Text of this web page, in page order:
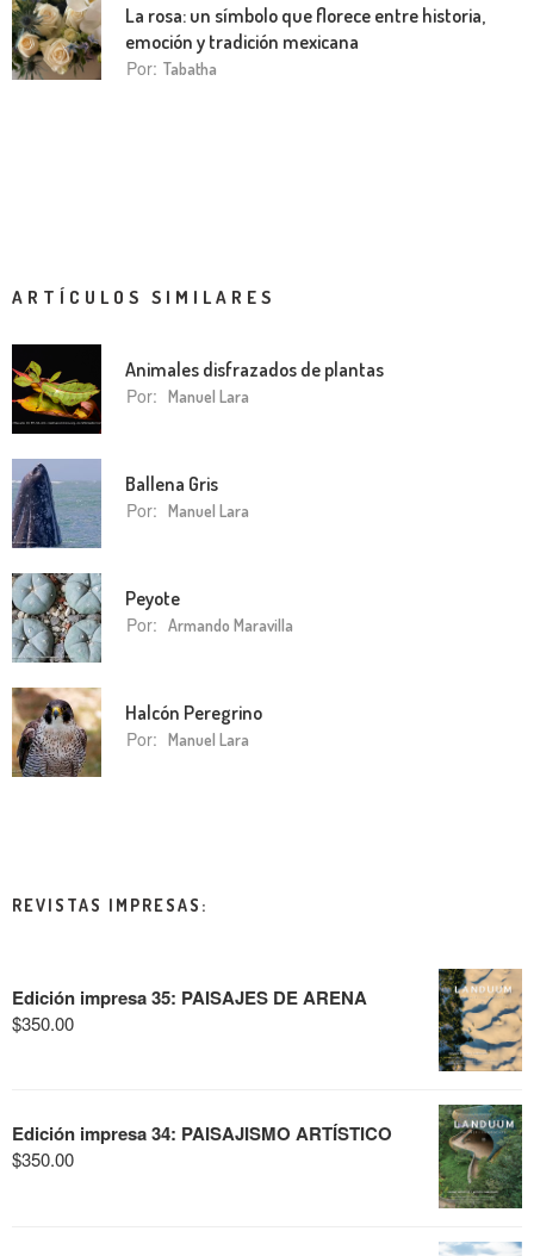
La rosa: un símbolo que florece entre historia,
emoción y tradición mexicana
Por: Tabatha
ARTÍCULOS SIMILARES
Animales disfrazados de plantas
Por: Manuel Lara
Ballena Gris
Por: Manuel Lara
Peyote
Por: Armando Maravilla
Halcón Peregrino
Por: Manuel Lara
REVISTAS IMPRESAS:
Edición impresa 35: PAISAJES DE ARENA
$350.00
Edición impresa 34: PAISAJISMO ARTÍSTICO
$350.00